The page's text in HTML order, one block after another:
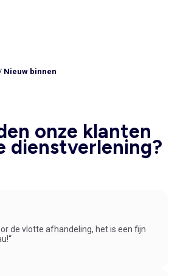
/ Nieuw binnen
onze klanten
dienstverlening?
de vlotte afhandeling, het is een fijn